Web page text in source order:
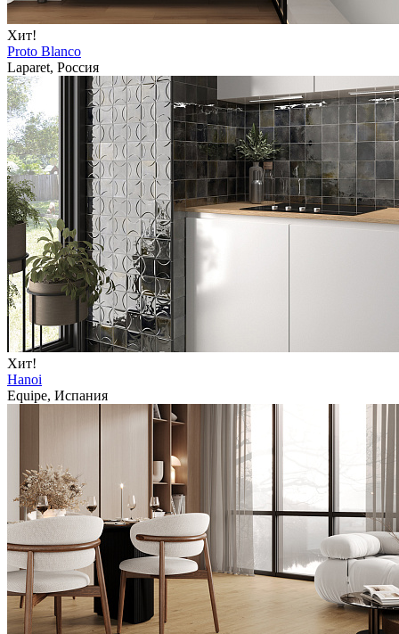
Хит!
Proto Blanco
Laparet, Россия
Хит!
Hanoi
Equipe, Испания